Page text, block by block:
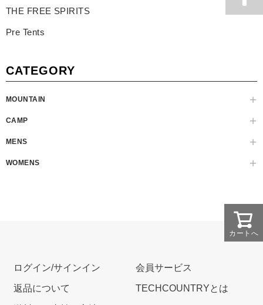
THE FREE SPIRITS
Pre Tents
CATEGORY
MOUNTAIN
CAMP
MENS
WOMENS
カートへ
ログイン/サインイン
返品について
会員サービス
TECHCOUNTRYとは